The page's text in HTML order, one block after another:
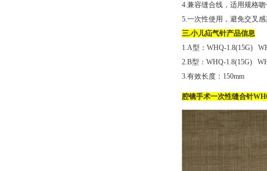
4.兼容缝合线，适用规格
5.一次性使用，避免交叉
三.小儿疝气针产品信息
1.A型：WHQ-1.8(15G)
2.B型：WHQ-1.8(15G)
3.有效长度：150mm
腔镜手术一次性缝合针